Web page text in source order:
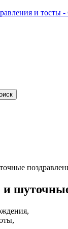
и тосты